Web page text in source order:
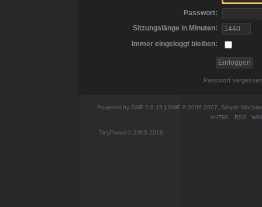
Passwort:
Sitzungslänge in Minuten:
Immer eingeloggt bleiben:
Passwort
Powered by SMF 2.0.15 | SMF © 2006-2007, Simple
XHTML
RSS
TinyPortal © 2005-2019